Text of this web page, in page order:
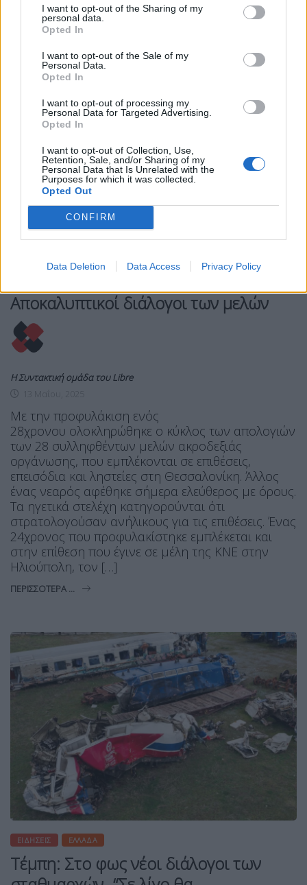
I want to opt-out of the Sharing of my
personal data.
Opted In
I want to opt-out of the Sale of my
Personal Data.
Opted In
I want to opt-out of processing my
Personal Data for Targeted Advertising.
Opted In
I want to opt-out of Collection, Use,
Retention, Sale, and/or Sharing of my
Personal Data that Is Unrelated with the
Purposes for which it was collected.
Opted Out
CONFIRM
Data Deletion Data Access Privacy Policy
ΠΕΡΙΣΣΌΤΕΡΑ ...
Αποκαλυπτικοί διάλογοι των μελών
Η Συντακτική ομάδα του Libre
Με την προφυλάκιση ενός
28χρονου ολοκληρώθηκε ο κύκλος των απολογιών
των 28 συλληφθέντων μελών ακροδεξιάς
οργάνωσης, που εμπλέκονται σε επιθέσεις,
επεισόδια και ληστείες στη Θεσσαλονίκη. Άλλος
ένας νεαρός αφέθηκε σήμερα ελεύθερος με όρους.
Τα ηγετικά στελέχη κατηγορούνται ότι
στρατολογούσαν ανήλικους για τις επιθέσεις. Ένας
24χρονος που προφυλακίστηκε εμπλέκεται και
στην επίθεση που έγινε σε μέλη της ΚΝΕ στην
Ηλιούπολη, τον […]
ΠΕΡΙΣΣΌΤΕΡΑ ...
ΕΙΔΉΣΕΙΣ ΕΛΛΆΔΑ
Τέμπη: Στο φως νέοι διάλογοι των